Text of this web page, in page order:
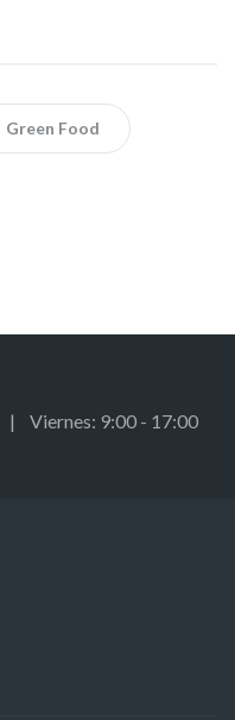
Green Food
| Viernes: 9:00 - 17:00